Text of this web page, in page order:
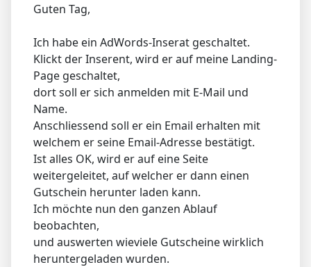
Guten Tag,
Ich habe ein AdWords-Inserat geschaltet.
Klickt der Inserent, wird er auf meine Landing-
Page geschaltet,
dort soll er sich anmelden mit E-Mail und
Name.
Anschliessend soll er ein Email erhalten mit
welchem er seine Email-Adresse bestätigt.
Ist alles OK, wird er auf eine Seite
weitergeleitet, auf welcher er dann einen
Gutschein herunter laden kann.
Ich möchte nun den ganzen Ablauf
beobachten,
und auswerten wieviele Gutscheine wirklich
heruntergeladen wurden.